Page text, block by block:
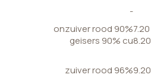
-
onzuiver rood 90%
geisers 90% cu
7.20
8.20
zuiver rood 96%9.20